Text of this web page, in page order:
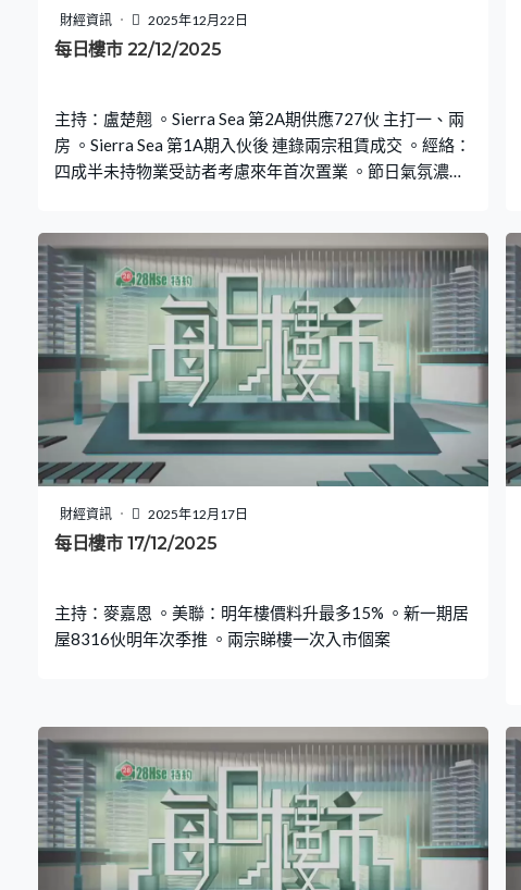
財經資訊 2025年12月22日
每日樓市 22/12/2025
主持：盧楚翹 。Sierra Sea 第2A期供應727伙 主打一、兩
房 。Sierra Sea 第1A期入伙後 連錄兩宗租賃成交 。經絡：
四成半未持物業受訪者考慮來年首次置業 。節日氣氛濃厚
財經資訊 2025年12月17日
每日樓市 17/12/2025
主持：麥嘉恩 。美聯：明年樓價料升最多15% 。新一期居
屋8316伙明年次季推 。兩宗睇樓一次入市個案